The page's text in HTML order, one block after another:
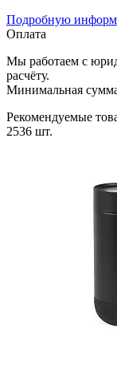
Подробную
Оплата
Мы работаем с
расчёту.
Минимальная сумма
Рекомендуемые
2536 шт.